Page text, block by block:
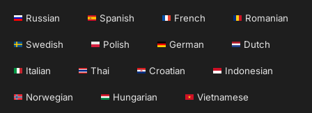
Russian Spanish French Romanian
Swedish Polish German Dutch
Italian Thai Croatian Indonesian
Norwegian Hungarian Vietnamese